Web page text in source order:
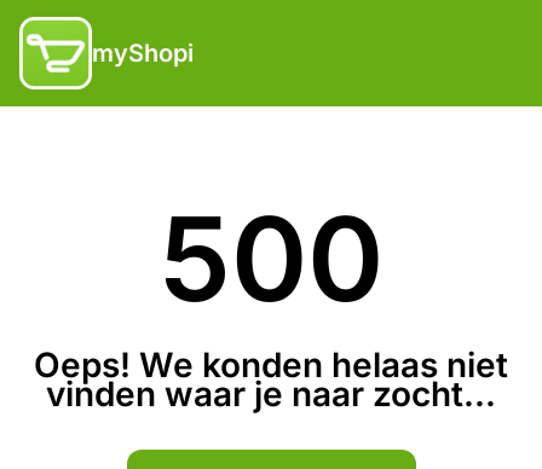
myShopi
500
Oeps! We konden helaas niet
vinden waar je naar zocht...